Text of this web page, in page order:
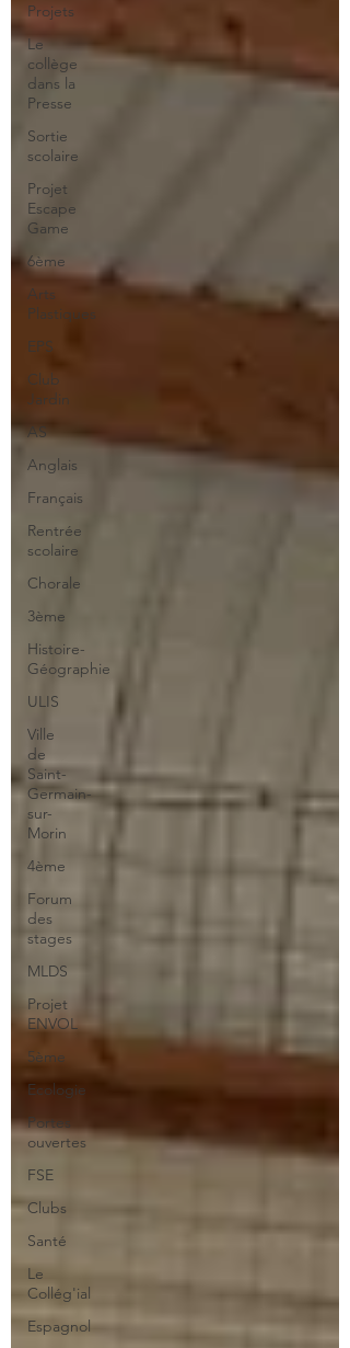
Projets
Le
collège
dans la
Presse
Sortie
scolaire
Projet
Escape
Game
6ème
Arts
Plastiques
EPS
Club
Jardin
AS
Anglais
Français
Rentrée
scolaire
Chorale
3ème
Histoire-
Géographie
ULIS
Ville
de
Saint-
Germain-
sur-
Morin
4ème
Forum
des
stages
MLDS
Projet
ENVOL
5ème
Ecologie
Portes
ouvertes
FSE
Clubs
Santé
Le
Collég'ial
Espagnol